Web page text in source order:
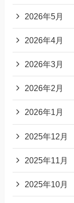
2026年5月
2026年4月
2026年3月
2026年2月
2026年1月
2025年12月
2025年11月
2025年10月